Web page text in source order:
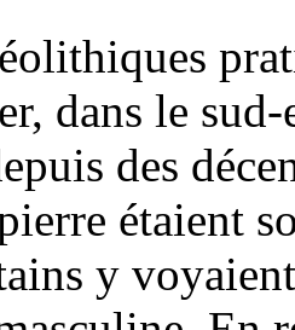
dans le
des
étaient
y voyaient